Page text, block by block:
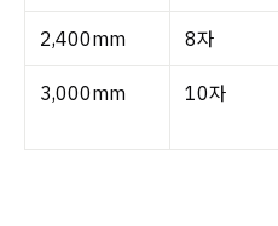
2,400mm 8자
3,000mm 10자